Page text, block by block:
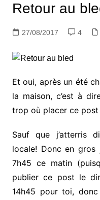
Retour au
27/08/2017 4
Et oui, après un été
la maison, c’est à
trop où placer ce
Sauf que j’atterris
locale! Donc en gros
7h45 ce matin
publier ce post le
14h45 pour toi,